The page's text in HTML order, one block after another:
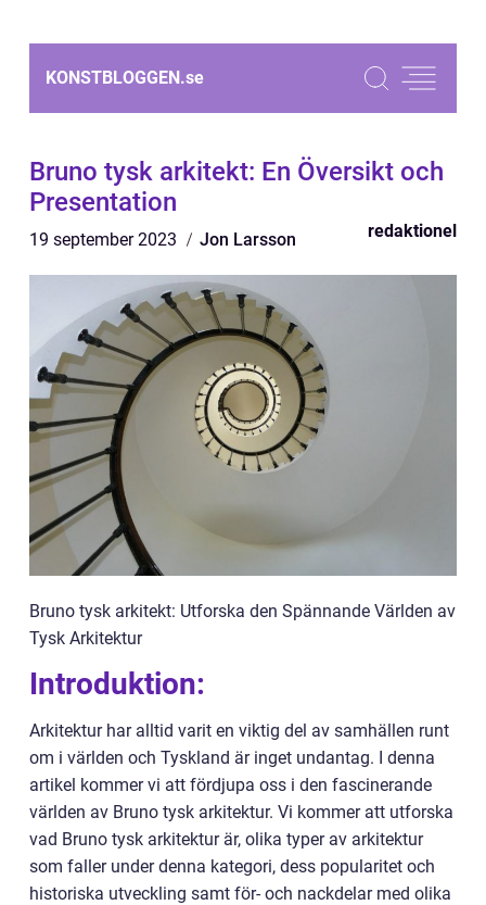
KONSTBLOGGEN.se
Bruno tysk arkitekt: En Översikt och
Presentation
19 september 2023 Jon Larsson redaktionel
Bruno tysk arkitekt: Utforska den Spännande Världen av
Tysk Arkitektur
Introduktion:
Arkitektur har alltid varit en viktig del av samhällen runt
om i världen och Tyskland är inget undantag. I denna
artikel kommer vi att fördjupa oss i den fascinerande
världen av Bruno tysk arkitektur. Vi kommer att utforska
vad Bruno tysk arkitektur är, olika typer av arkitektur
som faller under denna kategori, dess popularitet och
historiska utveckling samt för- och nackdelar med olika